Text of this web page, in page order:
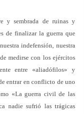
y sembrada de ruinas y
de finalizar la guerra que
indefensión, nuestra
medirse con los ejércitos
entre «aliadófilos» y
entrar en conflicto de uno
«La guerra civil de las
nadie sufrió las trágicas